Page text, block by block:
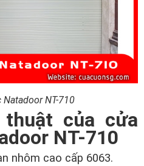
NT-710
của cửa
NT-710
nhôm cao cấp 6063.